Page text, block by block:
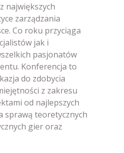
największych
zarządzania
Co roku przyciąga
jak i
pasjonatów
Konferencja to
do zdobycia
z zakresu
od najlepszych
sprawą teoretycznych
gier oraz